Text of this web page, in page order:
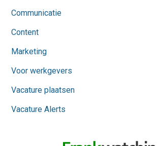
Communicatie
Content
Marketing
Voor werkgevers
Vacature plaatsen
Vacature Alerts